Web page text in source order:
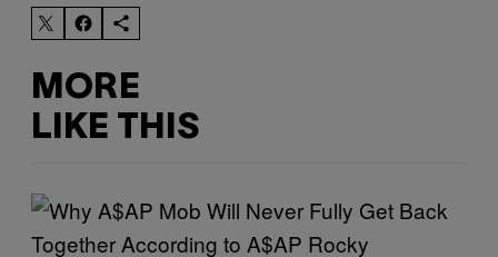
MORE
LIKE THIS